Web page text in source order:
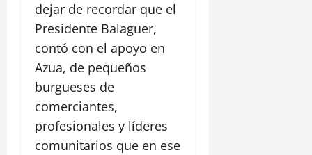
dejar de recordar que el
Presidente Balaguer,
contó con el apoyo en
Azua, de pequeños
burgueses de
comerciantes,
profesionales y líderes
comunitarios que en ese